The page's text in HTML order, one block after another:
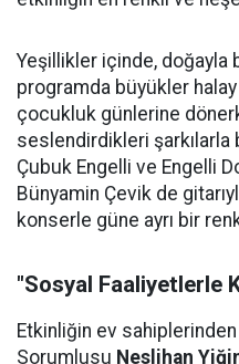
Yeşillikler içinde, doğayla
programda büyükler
çocukluk günlerine
seslendirdikleri şarkılarla
Çubuk Engelli ve Engelli
Bünyamin Çevik de
konserle güne ayrı bir
"Sosyal Faaliyetlerle
Etkinliğin ev
Sorumlusu Neslihan